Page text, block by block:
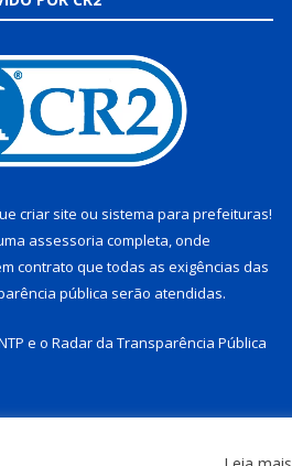
criar site ou sistema para prefeituras!
assessoria completa, onde
contrato que todas as exigências das
pública serão atendidas.
e o Radar da Transparência Pública
Acessar Webmail